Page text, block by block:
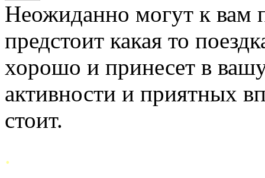
Неожиданно могут к вам
предстоит какая то
хорошо и принесет в
активности и приятных
стоит.
.